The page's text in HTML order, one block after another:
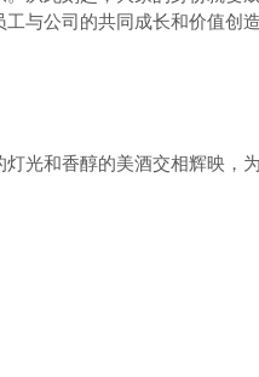
与公司的共同成长和价值创
光和香醇的美酒交相辉映，